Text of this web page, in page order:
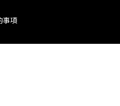
事項